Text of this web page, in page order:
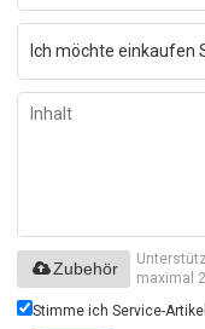
maximal
Zubehör
Stimme ich Service-